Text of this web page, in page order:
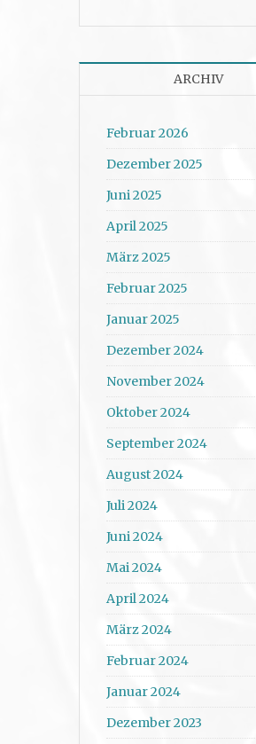
ARCHIV
Februar 2026
Dezember 2025
Juni 2025
April 2025
März 2025
Februar 2025
Januar 2025
Dezember 2024
November 2024
Oktober 2024
September 2024
August 2024
Juli 2024
Juni 2024
Mai 2024
April 2024
März 2024
Februar 2024
Januar 2024
Dezember 2023